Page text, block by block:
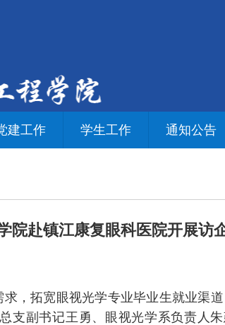
建工作 学生工作 通知公告
赴镇江康复眼科医院开展访
，拓宽眼视光学专业毕业生就业渠道
支副书记王勇、眼视光学系负责人朱